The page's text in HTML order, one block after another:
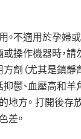
。不適用於孕婦
或操作機器時，
劑（尤其是鎮靜
鬱、血壓高和羊
地方。 打開後存
差。